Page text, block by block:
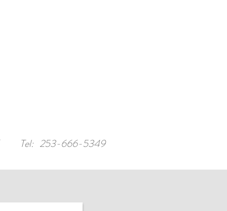
Tel: 253-666-5349